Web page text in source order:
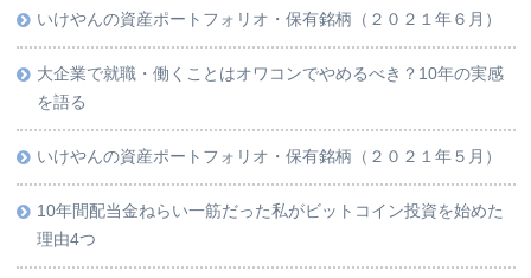
いけやんの資産ポートフォリオ・保有銘柄（２０２１年６月）
大企業で就職・働くことはオワコンでやめるべき？10年の実感
を語る
いけやんの資産ポートフォリオ・保有銘柄（２０２１年５月）
10年間配当金ねらい一筋だった私がビットコイン投資を始めた
理由4つ